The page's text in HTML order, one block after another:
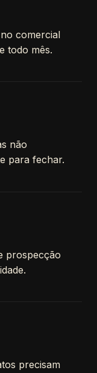
comercial
todo mês.
não
para fechar.
prospecção
precisam